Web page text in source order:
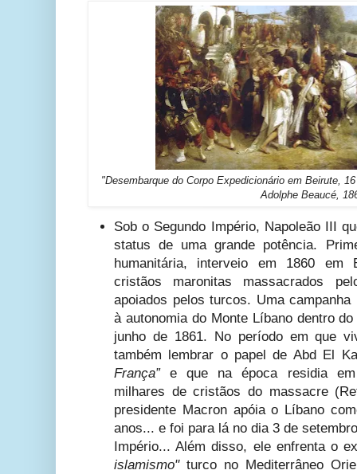
"Desembarque do Corpo Expedicionário em Beirute,
Adolphe Beaucé,
Sob o Segundo Império, Napoleão III
status de uma grande potência.
humanitária, interveio em 1860 em
cristãos maronitas massacrados
apoiados pelos turcos. Uma
à autonomia do Monte Líbano dentro
junho de 1861. No período em que
também lembrar o papel de Abd El
França”e que na época residia em
milhares de cristãos do massacre
presidente Macron apóia o Líbano
anos... e foi para lá no dia 3 de
Império... Além disso, ele enfrenta o
islamismo"turco no Mediterrâneo